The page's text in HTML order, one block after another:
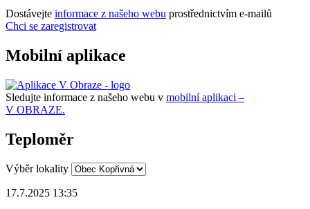
Dostávejte informace z našeho webu prostřednictvím e-mailů
Chci se zaregistrovat
Mobilní aplikace
Sledujte informace z našeho webu v mobilní aplikaci –
V OBRAZE.
Teploměr
Výběr lokality
17.7.2025 13:35